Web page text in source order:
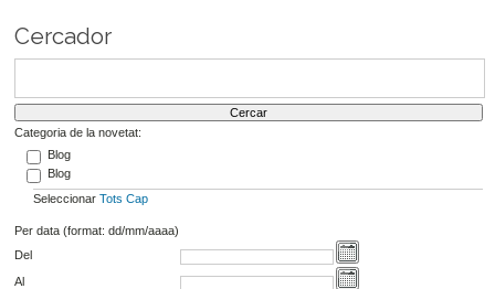
Cercador
Categoria de la novetat:
Blog
Blog
Seleccionar Tots Cap
Per data (format: dd/mm/aaaa)
Del
Al